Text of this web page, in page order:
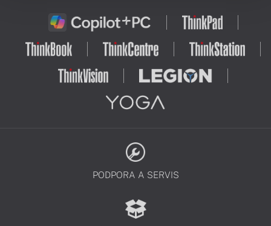
PODPORA A SERVIS